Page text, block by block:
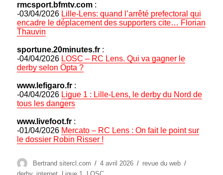
rmcsport.bfmtv.com :
-03/04/2026 Lille-Lens: quand l’arrêté prefectoral qui
encadre le déplacement des supporters cite… Florian
Thauvin
sportune.20minutes.fr :
-04/04/2026 LOSC – RC Lens. Qui va gagner le
derby selon Opta ?
www.lefigaro.fr :
-04/04/2026 Ligue 1 : Lille-Lens, le derby du Nord de
tous les dangers
www.livefoot.fr :
-01/04/2026 Mercato – RC Lens : On fait le point sur
le dossier Robin Risser !
Auteur
Bertrand sitercl.com
Publié
le
4 avril 2026 Catégories
revue du web